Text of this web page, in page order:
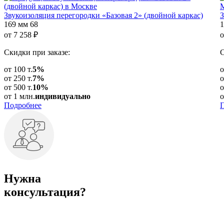
Звукоизоляция перегородки «Базовая 2» (двойной каркас)
169 мм 68
от 7 258 ₽
Скидки при заказе:
от 100 т.5%
от 250 т.7%
от 500 т.10%
от 1 млн.индивидуально
Подробнее
Нужна
консультация?